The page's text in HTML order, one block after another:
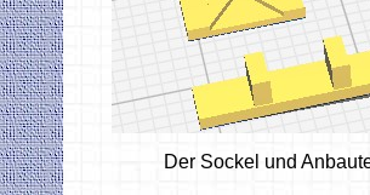
Der Sockel und